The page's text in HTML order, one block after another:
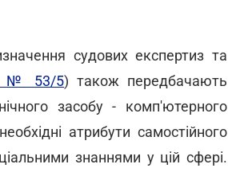
судових експертиз та
№ 53/5) також передбачають
засобу - комп'ютерного
атрибути самостійного
знаннями у цій сфері.